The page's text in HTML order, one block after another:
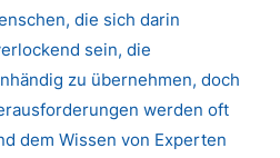
die sich darin
sein, die
zu übernehmen, doch
werden oft
dem Wissen von Experten